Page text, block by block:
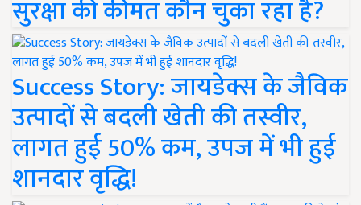
सुरक्षा की कीमत कौन चुका रहा है?
Success Story: जायडेक्स के जैविक
उत्पादों से बदली खेती की तस्वीर,
लागत हुई 50% कम, उपज में भी हुई
शानदार वृद्धि!